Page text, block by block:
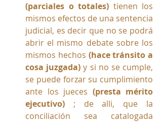
(parciales o totales) tienen los
mismos efectos de una sentencia
judicial, es decir que no se podrá
abrir el mismo debate sobre los
mismos hechos (hace tránsito a
cosa juzgada) y si no se cumple,
se puede forzar su cumplimiento
ante los jueces (presta mérito
ejecutivo) ; de alli, que la
conciliación sea catalogada